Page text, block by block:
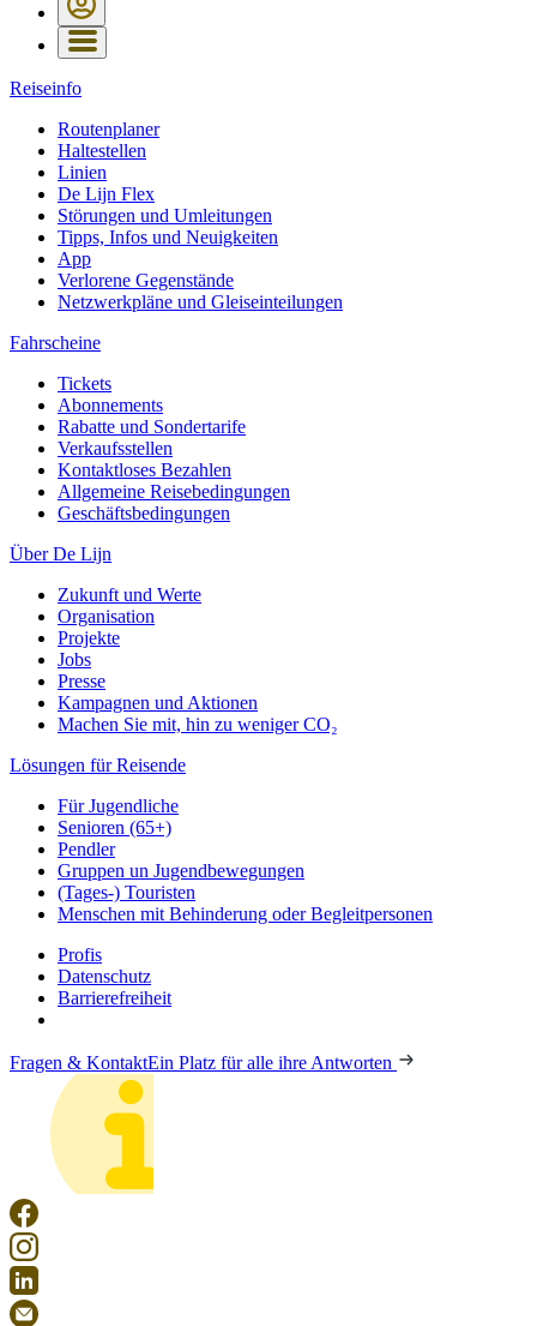
Reiseinfo
Routenplaner
Haltestellen
Linien
De Lijn Flex
Störungen und Umleitungen
Tipps, Infos und Neuigkeiten
App
Verlorene Gegenstände
Netzwerkpläne und Gleiseinteilungen
Fahrscheine
Tickets
Abonnements
Rabatte und Sondertarife
Verkaufsstellen
Kontaktloses Bezahlen
Allgemeine Reisebedingungen
Geschäftsbedingungen
Über De Lijn
Zukunft und Werte
Organisation
Projekte
Jobs
Presse
Kampagnen und Aktionen
Machen Sie mit, hin zu weniger CO₂
Lösungen für Reisende
Für Jugendliche
Senioren (65+)
Pendler
Gruppen un Jugendbewegungen
(Tages-) Touristen
Menschen mit Behinderung oder Begleitpersonen
Profis
Datenschutz
Barrierefreiheit
Fragen & KontaktEin Platz für alle ihre Antworten